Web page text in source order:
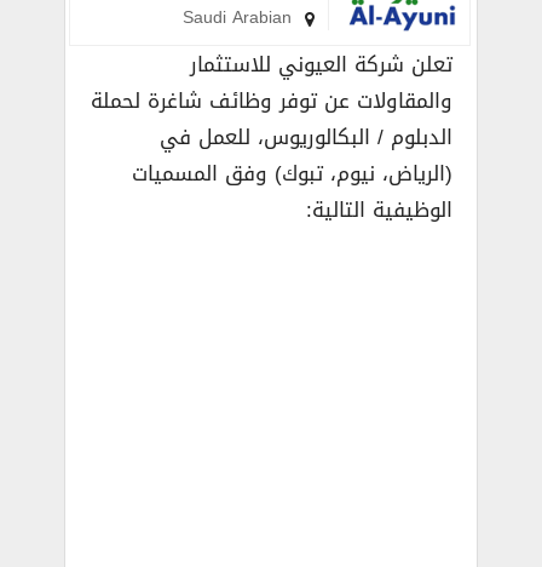
Saudi Arabian
تعلن شركة العيوني للاستثمار
والمقاولات عن توفر وظائف شاغرة لحملة
الدبلوم / البكالوريوس، للعمل في
(الرياض، نيوم، تبوك) وفق المسميات
الوظيفية التالية: